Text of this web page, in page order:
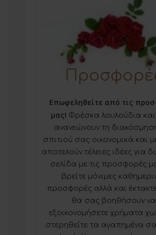
Επωφεληθείτε από τις
μας! Φρέσκα λουλούδια
ανανεώνουν τη
σπιτιού σας οικονομικά και
αποτελούν τέλειες ιδέες για
σελίδα με τις προσφορές
βρείτε μόνιμες
προσφορές αλλά και
θα σας βοηθήσουν να
εξοικονομήσετε χρήματα
στερηθείτε τα αγαπημένα